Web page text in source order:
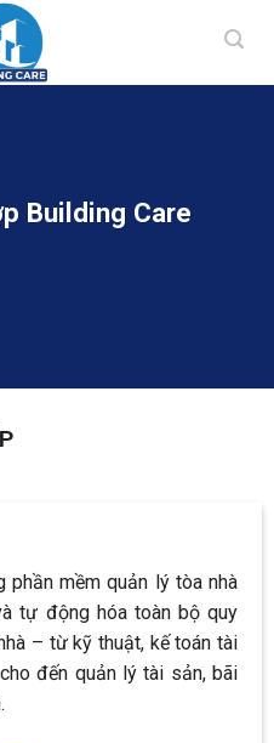
BUILDING
Building Care
phần mềm quản lý tòa nhà
tự động hóa toàn bộ quy
– từ kỹ thuật, kế toán tài
đến quản lý tài sản, bãi